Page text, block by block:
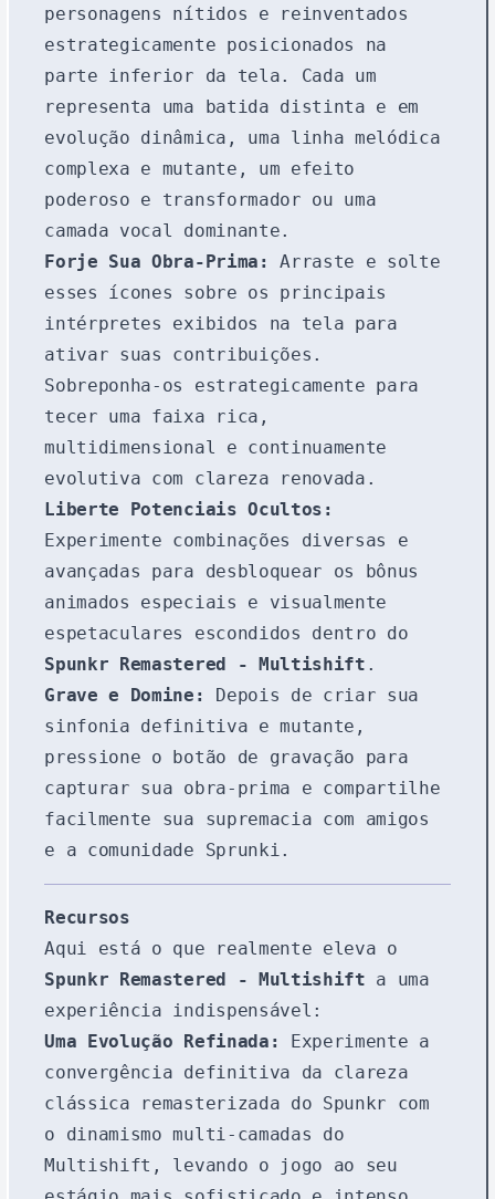
personagens nítidos e reinventados
estrategicamente posicionados na
parte inferior da tela. Cada um
representa uma batida distinta e em
evolução dinâmica, uma linha melódica
complexa e mutante, um efeito
poderoso e transformador ou uma
camada vocal dominante.
Forje Sua Obra-Prima:
Arraste e solte
esses ícones sobre os principais
intérpretes exibidos na tela para
ativar suas contribuições.
Sobreponha-os estrategicamente para
tecer uma faixa rica,
multidimensional e continuamente
evolutiva com clareza renovada.
Liberte Potenciais Ocultos:
Experimente combinações diversas e
avançadas para desbloquear os bônus
animados especiais e visualmente
espetaculares escondidos dentro do
Spunkr Remastered - Multishift .
Grave e Domine:
Depois de criar sua
sinfonia definitiva e mutante,
pressione o botão de gravação para
capturar sua obra-prima e compartilhe
facilmente sua supremacia com amigos
e a comunidade Sprunki.
Recursos
Aqui está o que realmente eleva o
Spunkr Remastered - Multishift a uma
experiência indispensável:
Uma Evolução Refinada:
Experimente a
convergência definitiva da clareza
clássica remasterizada do Spunkr com
o dinamismo multi-camadas do
Multishift, levando o jogo ao seu